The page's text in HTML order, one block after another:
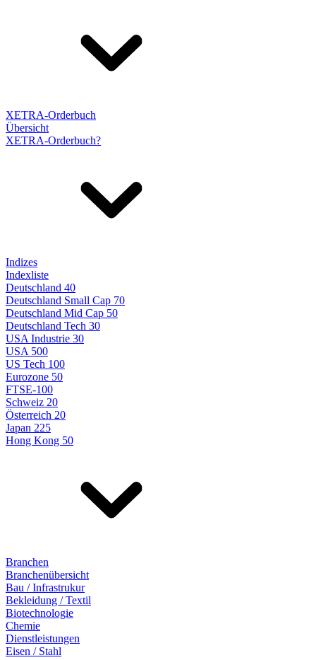
XETRA-Orderbuch
Übersicht
XETRA-Orderbuch?
Indizes
Indexliste
Deutschland 40
Deutschland Small Cap 70
Deutschland Mid Cap 50
Deutschland Tech 30
USA Industrie 30
USA 500
US Tech 100
Eurozone 50
FTSE-100
Schweiz 20
Österreich 20
Japan 225
Hong Kong 50
Branchen
Branchenübersicht
Bau / Infrastrukur
Bekleidung / Textil
Biotechnologie
Chemie
Dienstleistungen
Eisen / Stahl